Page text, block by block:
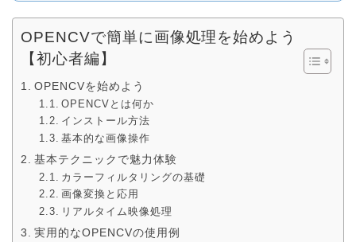
OPENCVで簡単に画像処理を始めよう
【初心者編】
OPENCVを始めよう
OPENCVとは何か
インストール方法
基本的な画像操作
基本テクニックで魅力体験
カラーフィルタリングの基礎
画像変換と応用
リアルタイム映像処理
実用的なOPENCVの使用例